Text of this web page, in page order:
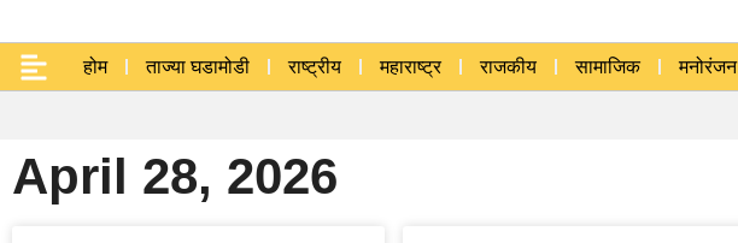
होम ताज्या घडामोडी राष्ट्रीय महाराष्ट्र राजकीय सामाजिक मनोरंजन
April 28, 2026